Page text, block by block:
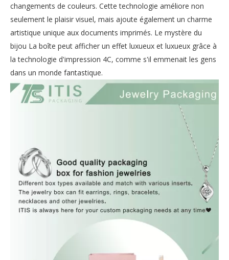
changements de couleurs. Cette technologie améliore non
seulement le plaisir visuel, mais ajoute également un charme
artistique unique aux documents imprimés. Le mystère du
bijou La boîte peut afficher un effet luxueux et luxueux grâce à
la technologie d'impression 4C, comme s'il emmenait les gens
dans un monde fantastique.